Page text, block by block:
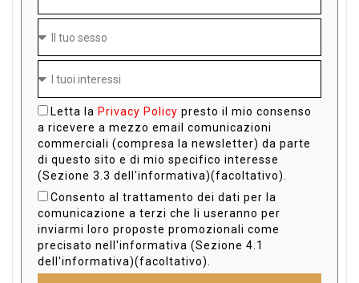
Letta la Privacy Policy presto il mio consenso
a ricevere a mezzo email comunicazioni
commerciali (compresa la newsletter) da parte
di questo sito e di mio specifico interesse
(Sezione 3.3 dell'informativa)(facoltativo).
Consento al trattamento dei dati per la
comunicazione a terzi che li useranno per
inviarmi loro proposte promozionali come
precisato nell'informativa (Sezione 4.1
dell'informativa)(facoltativo).